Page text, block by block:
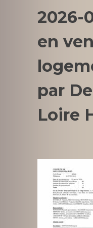
2026-
en
par
Loire